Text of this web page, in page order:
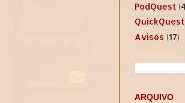
PodQuest
QuickQuest
Avisos (17)
ARQUIVO